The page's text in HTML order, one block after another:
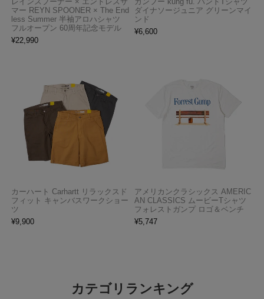
マー REYN SPOONER × The End
less Summer 半袖アロハシャツ
フルオープン 60周年記念モデル
¥22,990
ダイナソージュニア グリーンマイ
ンド
¥6,600
カーハート Carhartt リラックスド
フィット キャンバスワークショー
ツ
¥9,900
アメリカンクラシックス AMERIC
AN CLASSICS ムービーTシャツ
フォレストガンプ ロゴ＆ベンチ
¥5,747
カテゴリランキング